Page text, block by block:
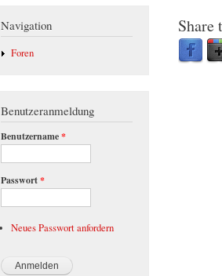
Navigation
Foren
Benutzeranmeldung
Benutzername*
Passwort*
Neues Passwort anfordern
Share